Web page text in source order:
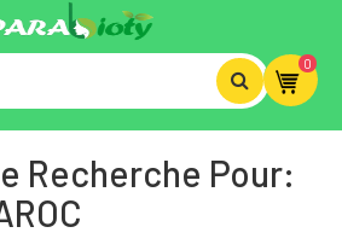
0
Recherche Pour: